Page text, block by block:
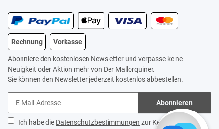
Rechnung Vorkasse
Abonniere den kostenlosen Newsletter und verpasse keine
Neuigkeit oder Aktion mehr von Der Mallorquiner.
Sie können den Newsletter jederzeit kostenlos abbestellen.
Abonnieren
Ich habe die Datenschutzbestimmungen zur Kenntnis